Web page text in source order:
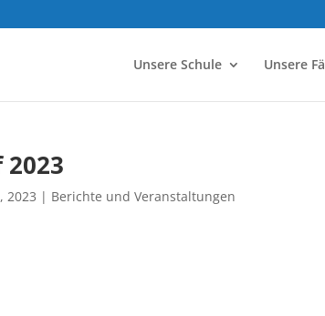
Unsere Schule Unsere
2023 | Berichte und Veranstaltungen